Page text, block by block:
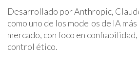
Desarrollado por Anthropic,
como uno de los modelos de IA
mercado, con foco en
control ético.